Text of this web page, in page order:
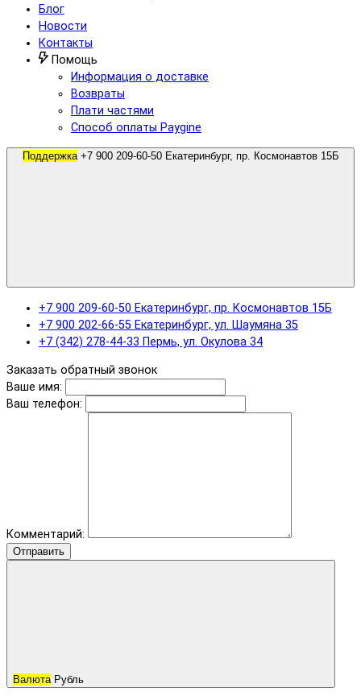
Блог
Новости
Контакты
Помощь
Информация о доставке
Возвраты
Плати частями
Способ оплаты Paygine
Поддержка
+7 900 209-60-50 Екатеринбург, пр. Космонавтов 15Б
+7 900 202-66-55 Екатеринбург, ул. Шаумяна 35
+7 (342) 278-44-33 Пермь, ул. Окулова 34
Заказать обратный звонок
Ваше имя:
Ваш телефон:
Комментарий:
Отправить
Валюта Рубль